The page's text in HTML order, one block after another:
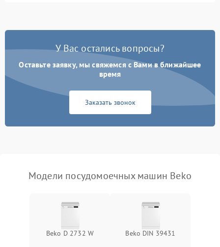
Проблемы с набором
Не работает сушилка 2100 ₽ Подробнее →
Сбои в работе таймера 1700 ₽
У Вас остались вопросы?
Оставьте заявку, мы свяжемся с Вами в ближайшее
время
Заказать звонок
Модели посудомоечных машин Beko
Beko D 2732 W Beko DIN 39431